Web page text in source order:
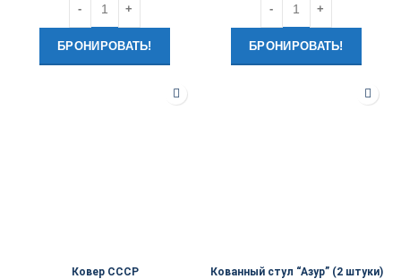
БРОНИРОВАТЬ! БРОНИРОВАТЬ!
Ковер СССР Кованный стул “Азур” (2 штуки)